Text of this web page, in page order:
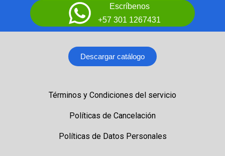
Escríbenos
+57 301 1267431
Descargar catálogo
Términos y Condiciones del servicio
Políticas de Cancelación
Políticas de Datos Personales